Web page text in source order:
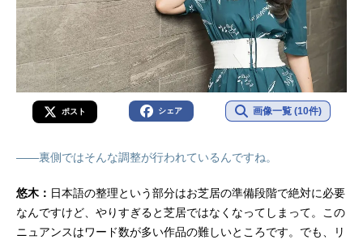
ポスト シェア 画像一覧 (10件)
――裏側ではそんな調整が行われているんですね。
悠木： 日本語の整理という部分はお芝居の準備段階で絶対に必要
なんですけど、やりすぎると芝居ではなくなってしまって。この
ニュアンスはワード数が多い作品の難しいところです。でも、リ